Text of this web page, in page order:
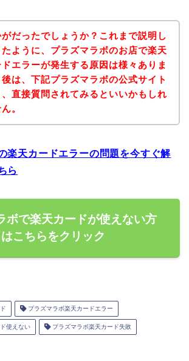
がだったでしょうか？これまで説明し
ように、プラズマラボのお店で楽天
ドエラーが発生する原因は様々ありま
は、下記プラズマラボの公式サイト
、直接質問されてみるといいかもしれ
。
楽天カードエラーの問題を今すぐ解
ら
ボで楽天カードが使えない方
はこちらをクリック
プラズマラボ楽天カードエラー
使えない プラズマラボ楽天カード失敗